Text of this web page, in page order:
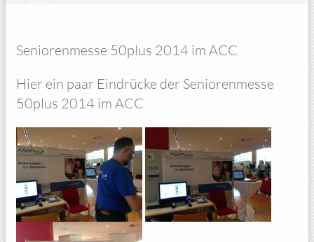
Seniorenmesse 50plus 2014 im ACC
Hier ein paar Eindrücke der Seniorenmesse
50plus 2014 im ACC